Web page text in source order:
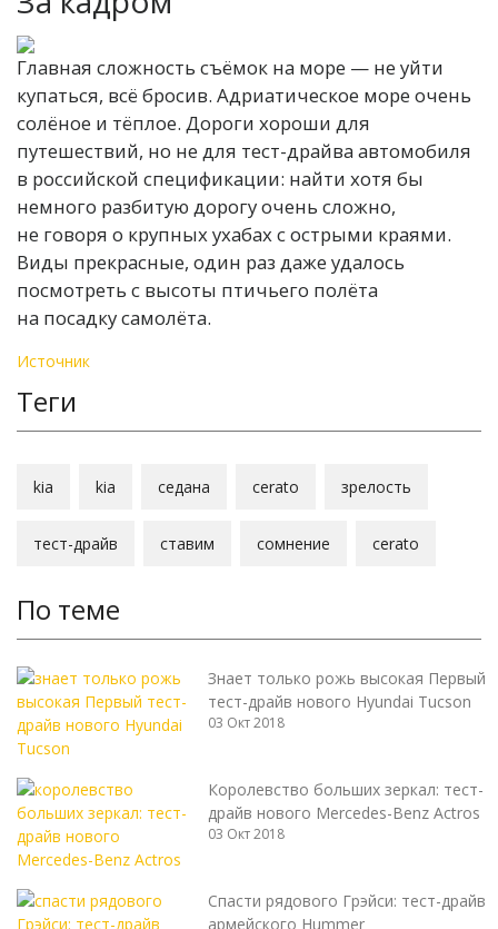
Главная сложность съёмок на море — не уйти
купаться, всё бросив. Адриатическое море очень
солёное и тёплое. Дороги хороши для
путешествий, но не для тест-драйва автомобиля
в российской спецификации: найти хотя бы
немного разбитую дорогу очень сложно,
не говоря о крупных ухабах с острыми краями.
Виды прекрасные, один раз даже удалось
посмотреть с высоты птичьего полёта
на посадку самолёта.
Источник
Теги
kia kia седана cerato зрелость
тест-драйв ставим сомнение cerato
По теме
Знает только рожь высокая Первый
тест-драйв нового Hyundai Tucson
03 Окт 2018
Королевство больших зеркал: тест-
драйв нового Mercedes-Benz Actros
03 Окт 2018
Спасти рядового Грэйси: тест-драйв
армейского Hummer